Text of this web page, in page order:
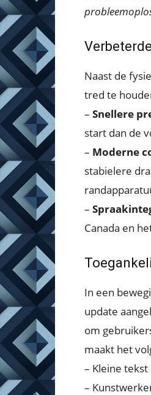
Naast de
tred te
– Snellere
start dan de
– Moderne
stabielere
–
Canada en
In een
update
om
maakt het
– Kleine
–